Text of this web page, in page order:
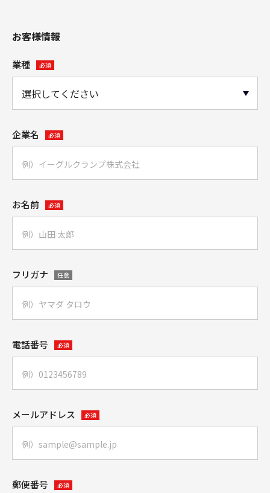
お客様情報
業種 必須
企業名 必須
お名前 必須
フリガナ 任意
電話番号 必須
メールアドレス 必須
郵便番号 必須